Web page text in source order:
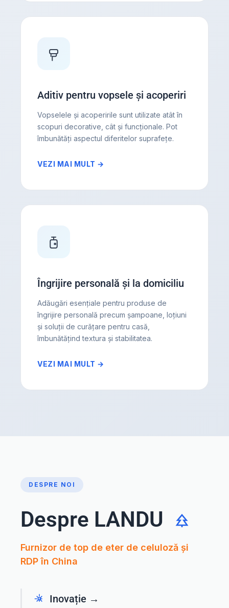
Aditiv pentru vopsele și acoperiri
Vopselele și acoperirile sunt utilizate atât în
scopuri decorative, cât și funcționale. Pot
îmbunătăți aspectul diferitelor suprafețe.
VEZI MAI MULT →
Îngrijire personală și la domiciliu
Adăugări esențiale pentru produse de
îngrijire personală precum șampoane, loțiuni
și soluții de curățare pentru casă,
îmbunătățind textura și stabilitatea.
VEZI MAI MULT →
DESPRE NOI
Despre LANDU
Furnizor de top de eter de celuloză și
RDP în China
Inovație →